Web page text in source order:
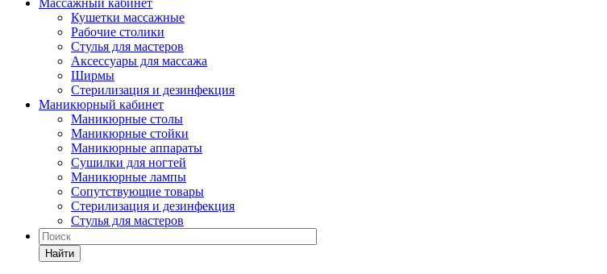
Массажный кабинет
Кушетки массажные
Рабочие столики
Стулья для мастеров
Аксессуары для массажа
Ширмы
Стерилизация и дезинфекция
Маникюрный кабинет
Маникюрные столы
Маникюрные стойки
Маникюрные аппараты
Сушилки для ногтей
Маникюрные лампы
Сопутствующие товары
Стерилизация и дезинфекция
Стулья для мастеров
Найти